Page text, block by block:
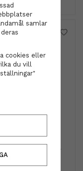
100ml
samlar
cookies eller
du vill